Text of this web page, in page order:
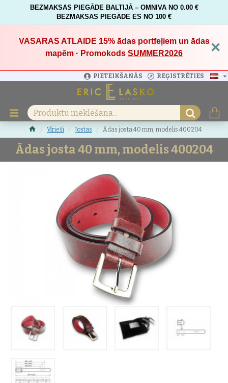
BEZMAKSAS PIEGĀDE BALTIJĀ – OMNIVA NO 0.00 €
BEZMAKSAS PIEGĀDE ES NO 100 €
VASARAS ATLAIDE 15%ādas portfeļiem un ādas
mapēm · Promokods SUMMER2026 ×
PIETEIKŠANĀS REĢISTRĒTIES
Vīrieši Jostas Ādas josta 40 mm, modelis 400204
Ādas josta 40 mm, modelis 400204